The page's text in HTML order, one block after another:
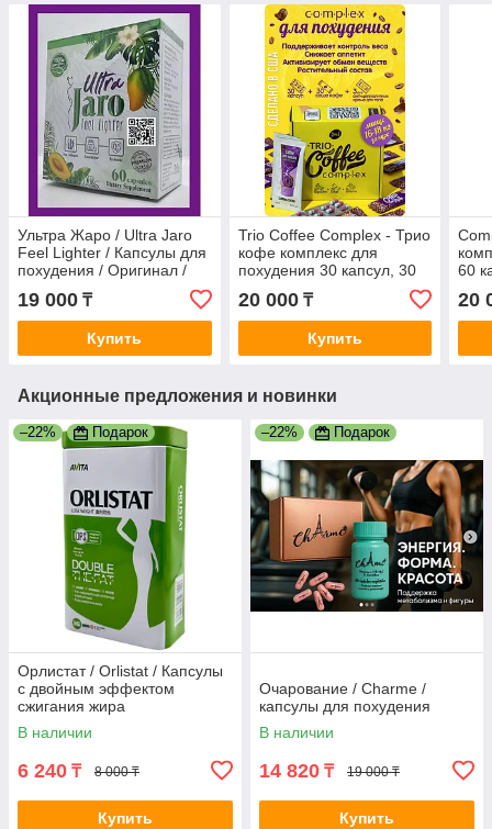
Ультра Жаро / Ultra Jaro
Feel Lighter / Капсулы для
похудения / Оригинал /
19 000 ₸
Купить
Trio Coffee Complex - Трио
кофе комплекс для
похудения 30 капсул, 30
антицеллюлитных крема
для тела.
20 000₸
Купить
60
20
Акционные предложения и новинки
–22% Подарок
Орлистат / Orlistat / Капсулы
с двойным эффектом
сжигания жира
В наличии
6 240 ₸ 8 000 ₸
Купить
–22% Подарок
Очарование / Charme /
капсулы для похудения
В наличии
14 820 ₸ 19 000 ₸
Купить